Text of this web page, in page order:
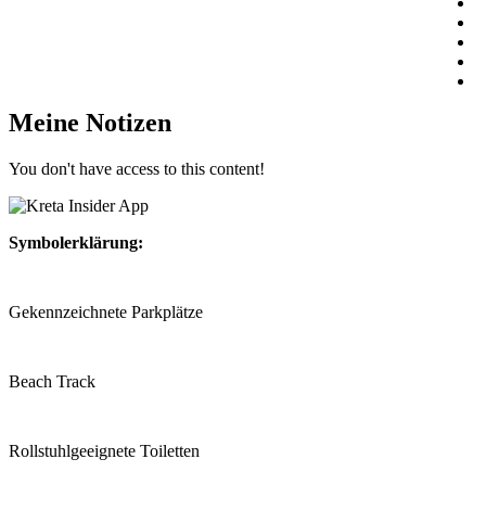
Meine Notizen
You don't have access to this content!
Symbolerklärung:
Gekennzeichnete Parkplätze
Beach Track
Rollstuhlgeeignete Toiletten